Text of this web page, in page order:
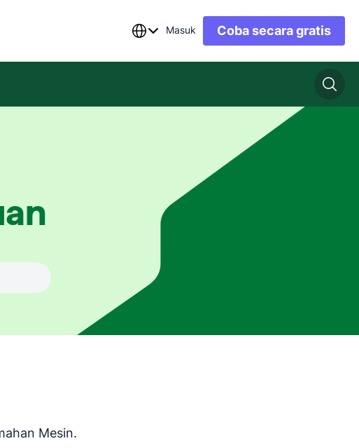
Masuk Coba secara gratis
peranti Penerjemahan Mesin dan belum dikoreksi oleh
Mesin.